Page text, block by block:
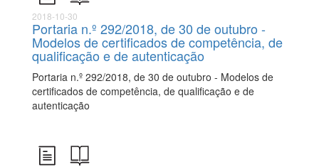
2018-10-30
Portaria n.º 292/2018, de 30 de outubro -
Modelos de certificados de competência, de
qualificação e de autenticação
Portaria n.º 292/2018, de 30 de outubro - Modelos de
certificados de competência, de qualificação e de
autenticação